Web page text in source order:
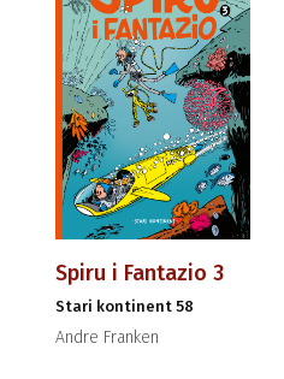
Spiru i Fantazio 3
Stari kontinent 58
Andre Franken